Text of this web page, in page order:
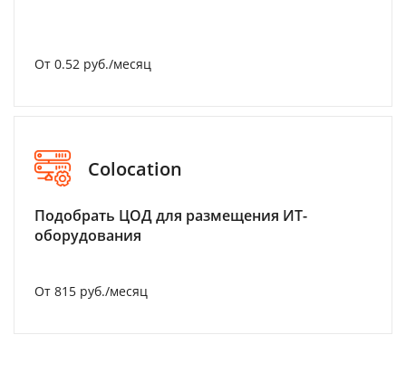
От 0.52 руб./месяц
Colocation
Подобрать ЦОД для размещения ИТ-
оборудования
От 815 руб./месяц